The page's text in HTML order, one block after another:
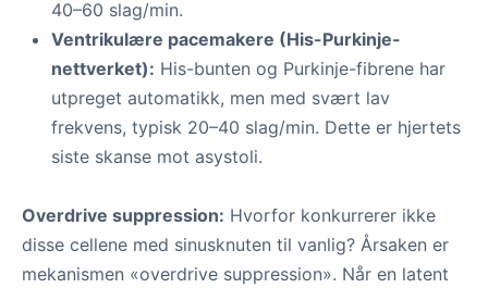
40–60 slag/min.
Ventrikulære pacemakere (His-Purkinje-
nettverket): His-bunten og Purkinje-fibrene har
utpreget automatikk, men med svært lav
frekvens, typisk 20–40 slag/min. Dette er hjertets
siste skanse mot asystoli.
Overdrive suppression: Hvorfor konkurrerer ikke
disse cellene med sinusknuten til vanlig? Årsaken er
mekanismen «overdrive suppression». Når en latent